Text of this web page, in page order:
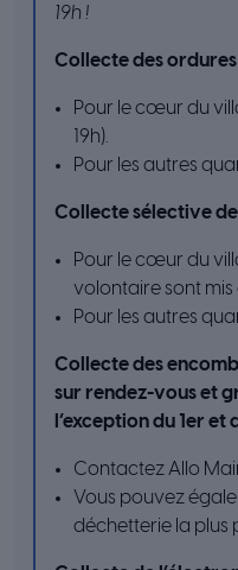
19h !
Collecte des
Pour le cœur du
19h).
Pour les autres
Collecte sélective
Pour le cœur du
volontaire sont
Pour les autres
Collecte des
sur rendez-vous et
l’exception du 1er et
Contactez Allo
Vous pouvez
déchetterie la plus